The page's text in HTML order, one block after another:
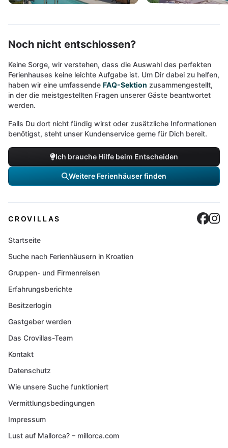
Noch nicht entschlossen?
Keine Sorge, wir verstehen, dass die Auswahl des perfekten
Ferienhauses keine leichte Aufgabe ist. Um Dir dabei zu helfen,
haben wir eine umfassende FAQ-Sektion zusammengestellt,
in der die meistgestellten Fragen unserer Gäste beantwortet
werden.
Falls Du dort nicht fündig wirst oder zusätzliche Informationen
benötigst, steht unser Kundenservice gerne für Dich bereit.
Ich brauche Hilfe beim Entscheiden
Weitere Ferienhäuser finden
CROVILLAS
Startseite
Suche nach Ferienhäusern in Kroatien
Gruppen- und Firmenreisen
Erfahrungsberichte
Besitzerlogin
Gastgeber werden
Das Crovillas-Team
Kontakt
Datenschutz
Wie unsere Suche funktioniert
Vermittlungsbedingungen
Impressum
Lust auf Mallorca? – millorca.com